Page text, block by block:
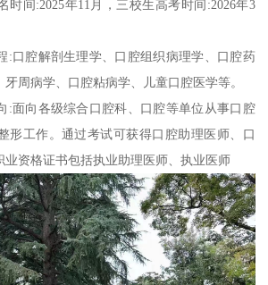
时间:2025年11月，三校生高考时间:2026年3
:口腔解剖生理学、口腔组织病理学、口腔药
周病学、口腔粘病学、儿童口腔医学等。
:面向各级综合口腔科、口腔等单位从事口腔
形工作。通过考试可获得口腔助理医师、口
业资格证书包括执业助理医师、执业医师